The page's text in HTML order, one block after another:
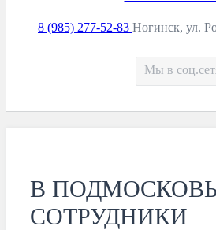
8 (985) 277-52-83 Ногинск, ул.
Мы в
В
СОТРУДНИКИ